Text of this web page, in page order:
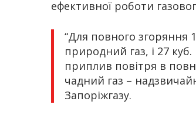
ефективної роботи
“Для повного згоряння
природний газ, і 27
приплив повітря в
чадний газ –
Запоріжгазу.